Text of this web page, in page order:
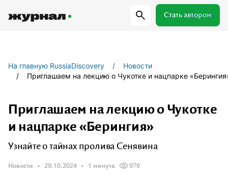
Стать автором
Журнал RussiaDiscovery
перестала быть Terra Incognita.
На главную RussiaDiscovery
Новости
Приглашаем на лекцию о Чукотке и нацпарке
Приглашаем на лекцию о Чукотке
и нацпарке «Берингия»
Узнайте о тайнах пролива Сенявина
Новости 29.10.2024 1 минута 979